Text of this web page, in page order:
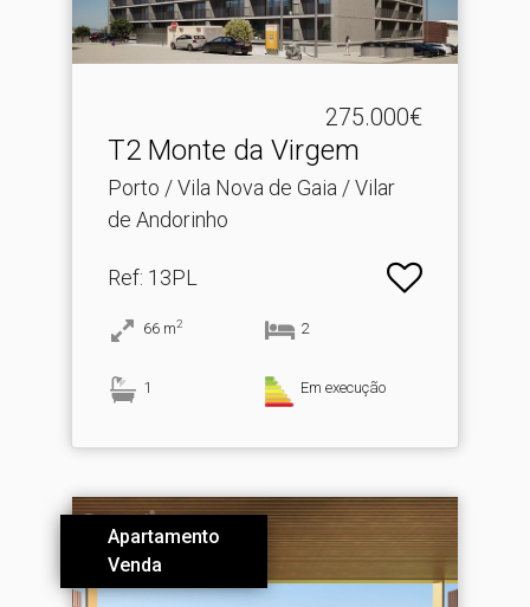
275.000€
T2 Monte da Virgem
Porto / Vila Nova de Gaia / Vilar
de Andorinho
Ref: 13PL
66 m2 2
1 Em execução
Apartamento
Venda